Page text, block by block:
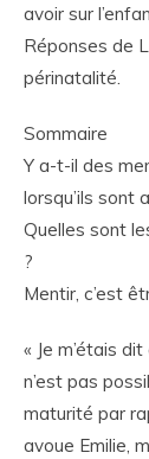
avoir sur
Réponses de
périnatalité.
Sommaire
Y a-t-il des
lorsqu’ils sont
Quelles sont
?
Mentir, c’est
« Je m’étais
n’est pas
maturité par
avoue Emilie,